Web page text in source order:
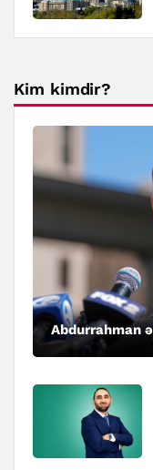
Kim kimdir?
Abdurrahman